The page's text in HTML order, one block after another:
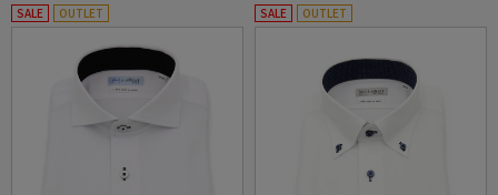
SALE OUTLET SALE OUTLET